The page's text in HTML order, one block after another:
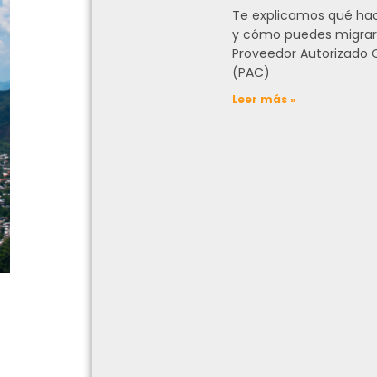
Te explicamos qué
y cómo puedes
Proveedor Autorizado
(PAC)
Leer más »